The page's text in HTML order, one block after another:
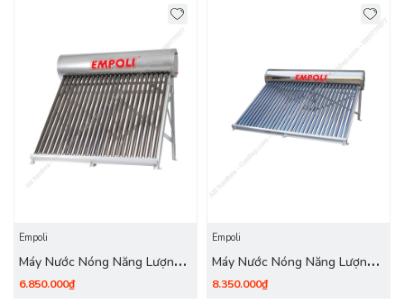
Empoli
Máy Nước Nóng Năng Lượng
Mặt Trời Empoli 240 Lít (24
6.850.000₫
Empoli
Máy Nước Nóng Năng Lượng
Mặt Trời Empoli 300 Lít (30
8.350.000₫